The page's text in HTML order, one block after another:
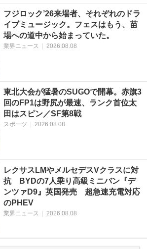
フジロック’26来場者、それぞれのドラ
イブミュージック。フェスはもう、苗
場への道中から始まっていた。
業界ニュース 2026.08.08
東北大会が猛暑のSUGOで開幕。赤旗3
回のFP1は野尻が最速、ランク首位太
田はスピン／SF第8戦
スポーツ 2026.08.08
レクサスLMやメルセデスVクラスに対
抗 BYDの7人乗り高級ミニバン『デ
ンツァD9』英国発売 超急速充電対応
のPHEV
業界ニュース 2026.08.08